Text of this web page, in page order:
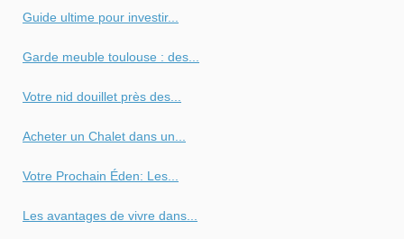
Guide ultime pour investir...
Garde meuble toulouse : des...
Votre nid douillet près des...
Acheter un Chalet dans un...
Votre Prochain Éden: Les...
Les avantages de vivre dans...